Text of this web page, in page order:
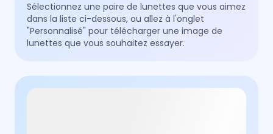
Sélectionnez une paire de lunettes que vous aimez
dans la liste ci-dessous, ou allez à l'onglet
"Personnalisé" pour télécharger une image de
lunettes que vous souhaitez essayer.